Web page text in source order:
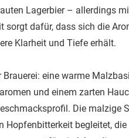
Lagerbier – allerdings
sorgt dafür, dass sich die
Klarheit und Tiefe erhält.
eine warme
und einem zarten
Die malzige
begleitet,